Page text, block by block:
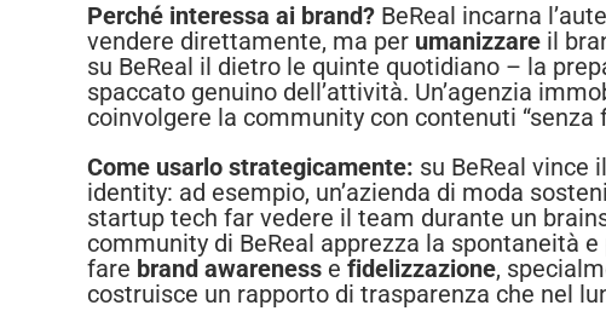
Perché interessa ai brand? BeReal incarna
vendere direttamente, ma per umanizzare il
su BeReal il dietro le quinte quotidiano – la
spaccato genuino dell’attività. Un’agenzia
coinvolgere la community con contenuti
Come usarlo strategicamente: su BeReal vince
identity: ad esempio, un’azienda di moda
startup tech far vedere il team durante un
community di BeReal apprezza la spontaneità
fare brand awareness e fidelizzazione,
costruisce un rapporto di trasparenza che nel